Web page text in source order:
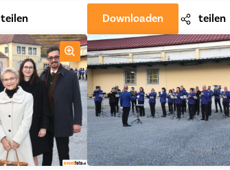
teilen Downloaden teilen